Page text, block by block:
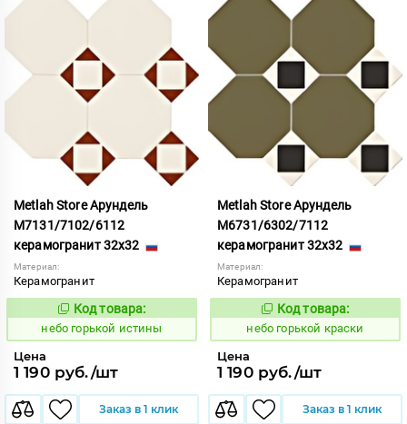
Metlah Store Арундель
М7131/7102/6112
керамогранит 32x32
Материал:
Керамогранит
Код:
1111911
Код товара:
небо горькой истины
Цена
1 190 руб./шт
Заказ в 1 клик
Metlah Store Арундель
М6731/6302/7112
керамогранит 32x32
Материал:
Керамогранит
Код:
1111914
Код товара:
небо горькой краски
Цена
1 190 руб./шт
Заказ в 1 клик